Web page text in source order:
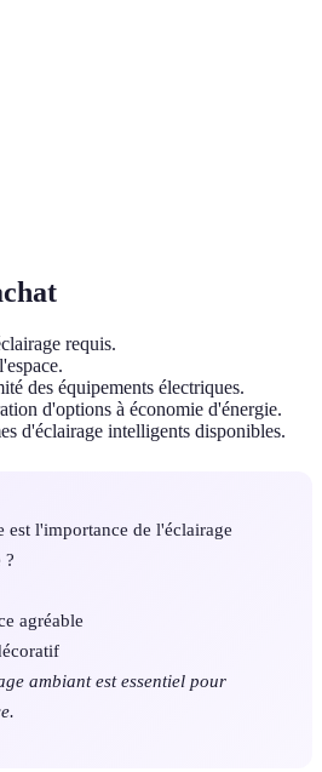
requis.
des équipements électriques.
d'options à économie d'énergie.
d'éclairage intelligents disponibles.
est l'importance de l'éclairage
?
agréable
ambiant est essentiel pour